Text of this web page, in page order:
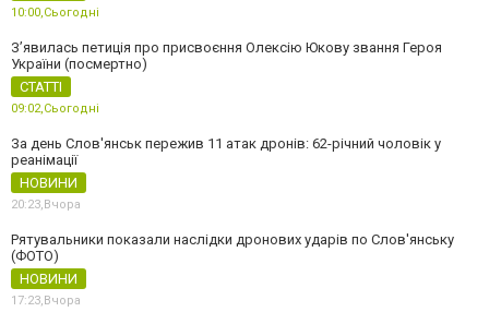
10:00, Сьогодні
З’явилась петиція про присвоєння Олексію Юкову звання Героя
України (посмертно)
СТАТТІ
09:02, Сьогодні
За день Слов'янськ пережив 11 атак дронів: 62-річний чоловік у
реанімації
НОВИНИ
20:23, Вчора
Рятувальники показали наслідки дронових ударів по Слов'янську
(ФОТО)
НОВИНИ
17:23, Вчора